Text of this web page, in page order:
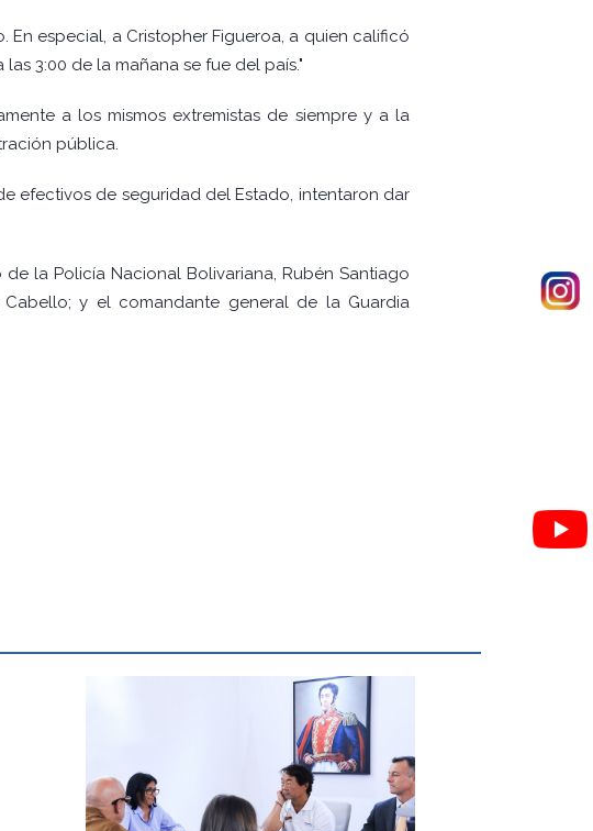
especial, a Cristopher Figueroa, a quien calificó
3:00 de la mañana se fue del país."
a los mismos extremistas de siempre y a la
pública.
efectivos de seguridad del Estado, intentaron dar
la Policía Nacional Bolivariana, Rubén Santiago
y el comandante general de la Guardia